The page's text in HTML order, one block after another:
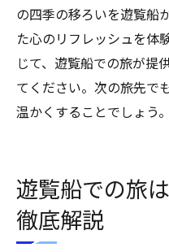
の四季の移ろいを遊覧船
た心のリフレッシュを体
じて、遊覧船での旅が提
てください。次の旅先で
温かくすることでしょう。
遊覧船での旅
徹底解説